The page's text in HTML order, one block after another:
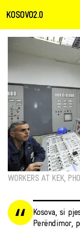
KOSOVO2.0
WORKERS AT KEK,
Kosova, si
Perëndimor,